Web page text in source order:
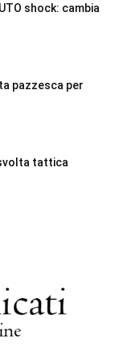
shock: cambia
pazzesca per
tattica